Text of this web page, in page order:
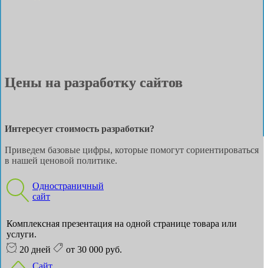
Цены на разработку сайтов
Интересует стоимость разработки?
Приведем базовые цифры, которые помогут сориентироваться
в нашей ценовой политике.
Одностраничный
сайт
Комплексная презентация на одной странице товара или
услуги.
20 дней
от 30 000 руб.